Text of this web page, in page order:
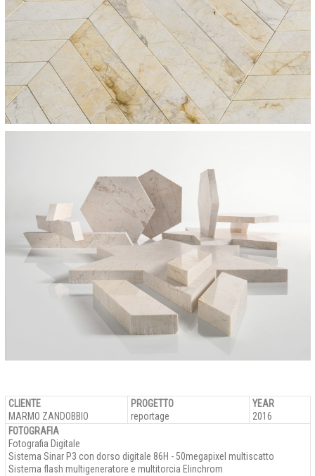
CLIENTE
MARMO ZANDOBBIO
PROGETTO
reportage
YEAR
2016
FOTOGRAFIA
Fotografia Digitale
Sistema Sinar P3 con dorso digitale 86H - 50megapixel multiscatto
Sistema flash multigeneratore e multitorcia Elinchrom